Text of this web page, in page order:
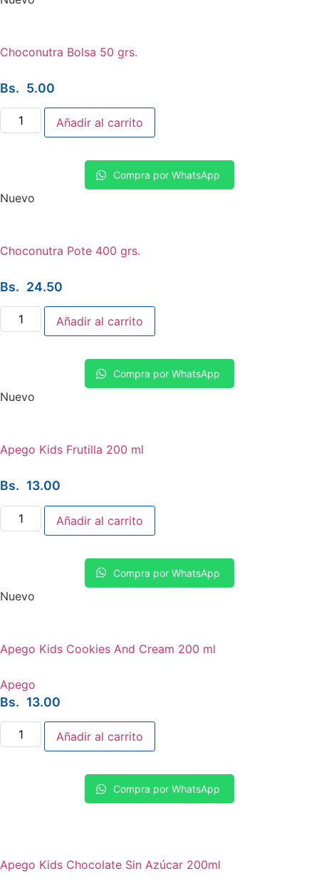
Choconutra Bolsa 50 grs.
Bs. 5.00
Choconutra
Bolsa
50
Añadir al carrito
Compra por WhatsApp
Nuevo
Choconutra Pote 400 grs.
Bs. 24.50
Choconutra
Pote
400
Añadir al carrito
Compra por WhatsApp
Nuevo
Apego Kids Frutilla 200 ml
Bs. 13.00
Apego
Kids
Frutilla
Añadir al carrito
Compra por WhatsApp
Nuevo
Apego Kids Cookies And Cream 200 ml
Apego
Bs. 13.00
Apego
Kids
Cookies
Añadir al carrito
Compra por WhatsApp
Apego Kids Chocolate Sin Azúcar 200ml